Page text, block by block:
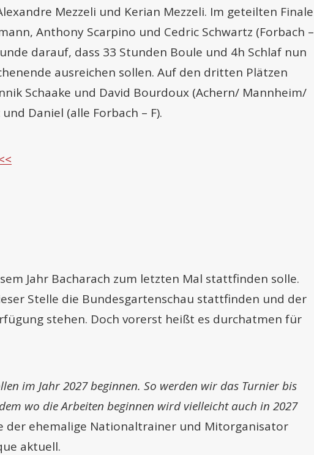
Mezzeli und Kerian Mezzeli. Im geteilten Finale
Anthony Scarpino und Cedric Schwartz (Forbach –
darauf, dass 33 Stunden Boule und 4h Schlaf nun
ausreichen sollen. Auf den dritten Plätzen
Schaake und David Bourdoux (Achern/ Mannheim/
Daniel (alle Forbach – F).
Jahr Bacharach zum letzten Mal stattfinden solle.
Stelle die Bundesgartenschau stattfinden und der
stehen. Doch vorerst heißt es durchatmen für
im Jahr 2027 beginnen. So werden wir das Turnier bis
wo die Arbeiten beginnen wird vielleicht auch in 2027
der ehemalige Nationaltrainer und Mitorganisator
aktuell.